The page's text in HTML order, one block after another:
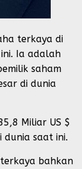
terkaya di
Ia adalah
saham
di dunia
Miliar US $
dunia saat ini.
bahkan